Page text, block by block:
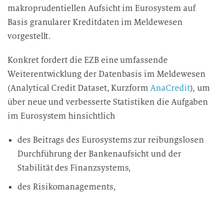
makroprudentiellen Aufsicht im Eurosystem auf
Basis granularer Kreditdaten im Meldewesen
vorgestellt.
Konkret fordert die EZB eine umfassende
Weiterentwicklung der Datenbasis im Meldewesen
(Analytical Credit Dataset, KurzformAnaCredit), um
über neue und verbesserte Statistiken die Aufgaben
im Eurosystem hinsichtlich
des Beitrags des Eurosystems zur reibungslosen
Durchführung der Bankenaufsicht und der
Stabilität des Finanzsystems,
des Risikomanagements,